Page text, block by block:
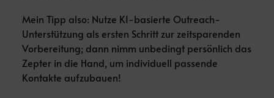
Mein Tipp also: Nutze KI-basierte Outreach-
Unterstützung als ersten Schritt zur zeitsparenden
Vorbereitung; dann nimm unbedingt persönlich das
Zepter in die Hand, um individuell passende
Kontakte aufzubauen!